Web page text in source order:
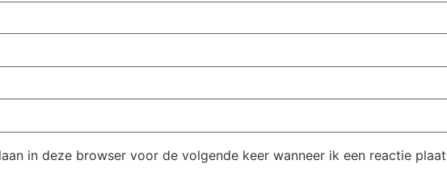
in deze browser voor de volgende keer wanneer ik een reactie